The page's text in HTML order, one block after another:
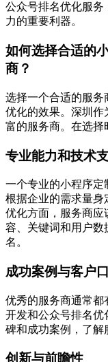
公众号排名优化服务
力的重要利器。
如何选择合适的
商？
选择一个合适的服务
优化的效果。深圳作
富的服务商。在选择
专业能力和技术
一个专业的小程序定
根据企业的需求量身
优化方面，服务商应
容、关键词和用户数
名。
成功案例与客户
优秀的服务商通常都
开发和公众号排名优
碑和成功案例，了解
创新与前瞻性